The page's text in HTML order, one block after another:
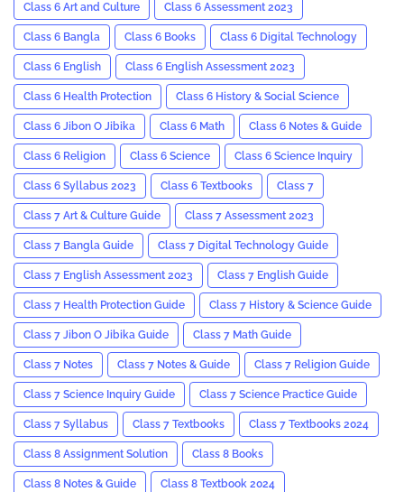
Class 6 Art and Culture Class 6 Assessment 2023
Class 6 Bangla Class 6 Books Class 6 Digital Technology
Class 6 English Class 6 English Assessment 2023
Class 6 Health Protection Class 6 History & Social Science
Class 6 Jibon O Jibika Class 6 Math Class 6 Notes & Guide
Class 6 Religion Class 6 Science Class 6 Science Inquiry
Class 6 Syllabus 2023 Class 6 Textbooks Class 7
Class 7 Art & Culture Guide Class 7 Assessment 2023
Class 7 Bangla Guide Class 7 Digital Technology Guide
Class 7 English Assessment 2023 Class 7 English Guide
Class 7 Health Protection Guide Class 7 History & Science Guide
Class 7 Jibon O Jibika Guide Class 7 Math Guide
Class 7 Notes Class 7 Notes & Guide Class 7 Religion Guide
Class 7 Science Inquiry Guide Class 7 Science Practice Guide
Class 7 Syllabus Class 7 Textbooks Class 7 Textbooks 2024
Class 8 Assignment Solution Class 8 Books
Class 8 Notes & Guide Class 8 Textbook 2024